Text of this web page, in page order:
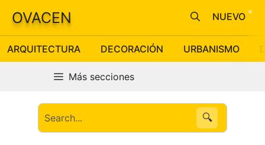
Saltar
contenido
OVACEN
ARQUITECTURA DECORACIÓN URBANISMO
NUEVO
Más secciones
🔍